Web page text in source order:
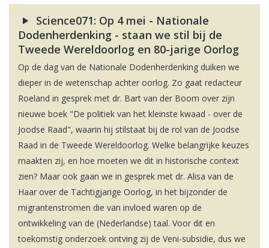
Science071: Op 4 mei - Nationale
Dodenherdenking - staan we stil bij de
Tweede Wereldoorlog en 80-jarige Oorlog
Op de dag van de Nationale Dodenherdenking duiken we
dieper in de wetenschap achter oorlog. Zo gaat redacteur
Roeland in gesprek met dr. Bart van der Boom over zijn
nieuwe boek "De politiek van het kleinste kwaad - over de
Joodse Raad", waarin hij stilstaat bij de rol van de Joodse
Raad in de Tweede Wereldoorlog. Welke belangrijke keuzes
maakten zij, en hoe moeten we dit in historische context
zien? Maar ook gaan we in gesprek met dr. Alisa van de
Haar over de Tachtigjarige Oorlog, in het bijzonder de
migrantenstromen die van invloed waren op de
ontwikkeling van de (Nederlandse) taal. Voor dit en
toekomstig onderzoek ontving zij de Veni-subsidie, dus we